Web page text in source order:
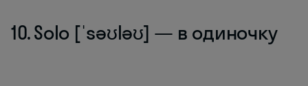
10. Solo [ˈsəʊləʊ] — в одиночку